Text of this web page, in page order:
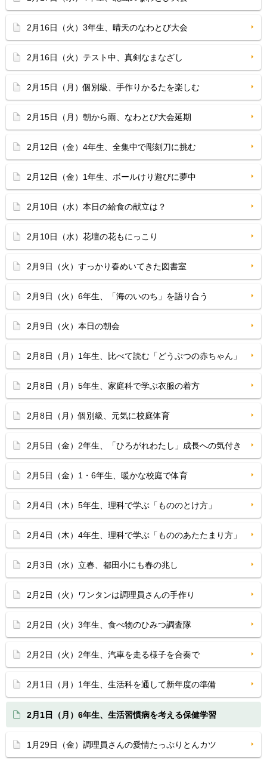
2月16日（火）3年生、晴天のなわとび大会
2月16日（火）テスト中、真剣なまなざし
2月15日（月）個別級、手作りかるたを楽しむ
2月15日（月）朝から雨、なわとび大会延期
2月12日（金）4年生、全集中で彫刻刀に挑む
2月12日（金）1年生、ボールけり遊びに夢中
2月10日（水）本日の給食の献立は？
2月10日（水）花壇の花もにっこり
2月9日（火）すっかり春めいてきた図書室
2月9日（火）6年生、「海のいのち」を語り合う
2月9日（火）本日の朝会
2月8日（月）1年生、比べて読む「どうぶつの赤ちゃん」
2月8日（月）5年生、家庭科で学ぶ衣服の着方
2月8日（月）個別級、元気に校庭体育
2月5日（金）2年生、「ひろがれわたし」成長への気付き
2月5日（金）1・6年生、暖かな校庭で体育
2月4日（木）5年生、理科で学ぶ「もののとけ方」
2月4日（木）4年生、理科で学ぶ「もののあたたまり方」
2月3日（水）立春、都田小にも春の兆し
2月2日（火）ワンタンは調理員さんの手作り
2月2日（火）3年生、食べ物のひみつ調査隊
2月2日（火）2年生、汽車を走る様子を合奏で
2月1日（月）1年生、生活科を通して新年度の準備
2月1日（月）6年生、生活習慣病を考える保健学習
1月29日（金）調理員さんの愛情たっぷりとんカツ